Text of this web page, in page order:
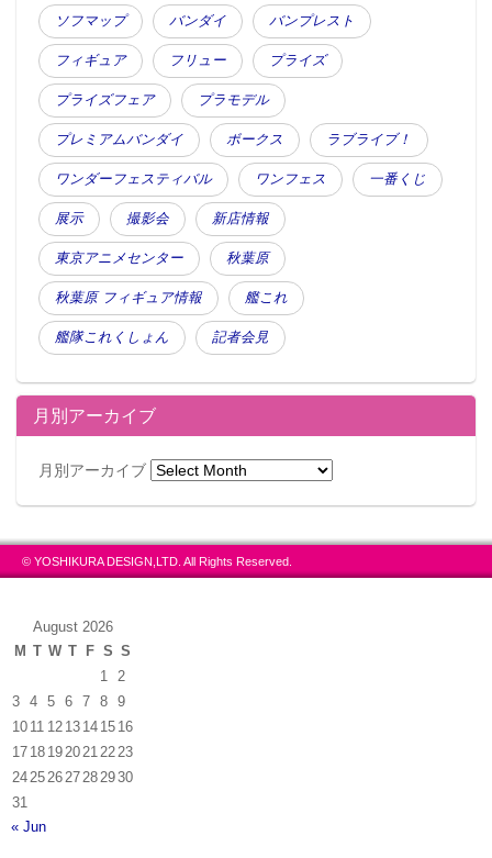
ソフマップ バンダイ バンプレスト
フィギュア フリュー プライズ
プライズフェア プラモデル
プレミアムバンダイ ボークス ラブライブ！
ワンダーフェスティバル ワンフェス 一番くじ
展示 撮影会 新店情報
東京アニメセンター 秋葉原
秋葉原 フィギュア情報 艦これ
艦隊これくしょん 記者会見
月別アーカイブ
月別アーカイブ
© YOSHIKURA DESIGN,LTD. All Rights Reserved.
August 2026
M T W T F S S
1
2
3
4 5 6 7 8
9
10 11 12 13 14 15 16
17 18 1920212223
24252627282930
31
« Jun